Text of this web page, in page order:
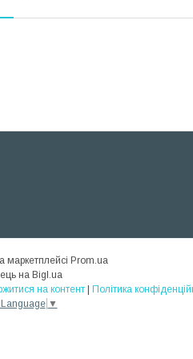
маркетплейсі Prom.ua
на Bigl.ua
на контент | Політика
▼